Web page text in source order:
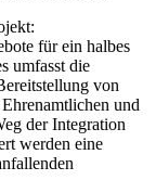
für ein halbes
umfasst die
von
und
der Integration
werden eine